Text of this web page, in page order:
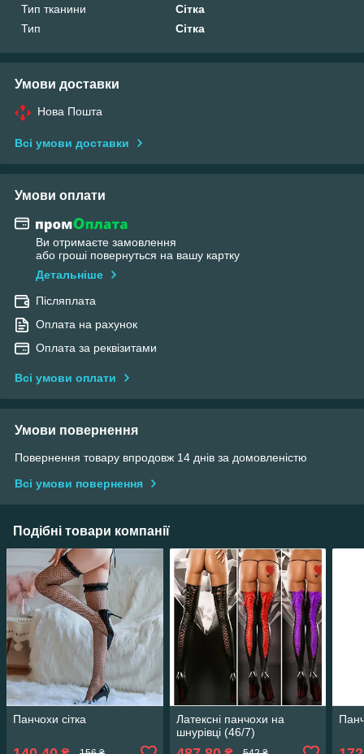
Тип тканини
Сітка
Тип
Сітка
Умови доставки
Нова Пошта
Всі умови доставки
Умови оплати
Ви отримаєте замовлення
або гроші повернуться на вашу картку
Детальніше
Післяплата
Оплата на рахунок
Оплата за реквізитами
Всі умови оплати
Умови повернення
Повернення товару впродовж 14 днів за домовленістю
Всі умови повернення
Подібні товари компанії
Панчохи сітка
Латексні панчохи на
шнурівці (46/7)